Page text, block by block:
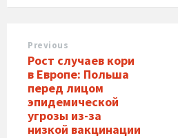
Previous
Рост случаев кори
в Европе: Польша
перед лицом
эпидемической
угрозы из-за
низкой вакцинации